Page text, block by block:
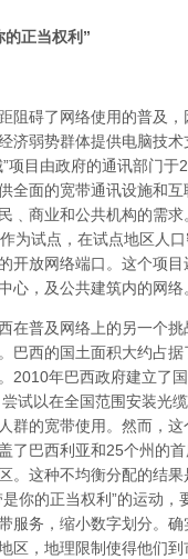
正当权利 ”
阻碍了网络使用的普及，
济弱势群体提供电脑技术
项目由政府的通讯部门于
全面的宽带通讯设施和互
﹑商业和公共机构的需求
为试点，在试点地区人
开放网络端口。这个项目
心，及公共建筑内的网络
在普及网络上的另一个挑
巴西的国土面积大约占据
2010年巴西政府建立了
试以在全国范围安装光
群的宽带使用。然而，这
了巴西利亚和25个州的
。这种不均衡分配的结果
你的正当权利”的运动，
服务，缩小数字划分。确
区，地理限制使得他们到